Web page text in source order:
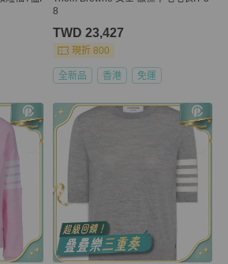
8
TWD 23,427
現折 800
全新品 香港 免運